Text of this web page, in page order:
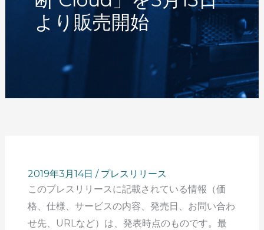
より販売開始
2019年3月14日 / プレスリリース
このプレスリリースに記載されている情報（価
格、仕様、サービスの内容、発売日、お問い合わ
せ先、URLなど）は、発表時点のものです。最